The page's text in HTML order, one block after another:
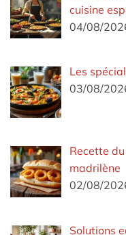
cuisine
04/08/
Les
03/08/
Recette
madrilène
02/08/
Solutions